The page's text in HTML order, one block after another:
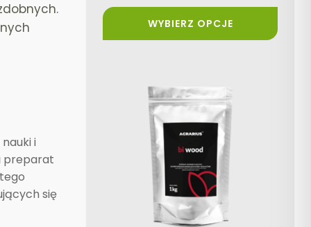
WYBIERZ OPCJE
wariantów.
i
preparat
się